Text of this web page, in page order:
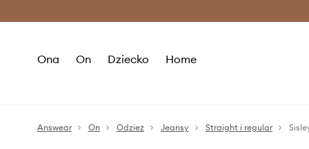
Ona On Dziecko Home
Answear On Odzież Jeansy Straight i regular